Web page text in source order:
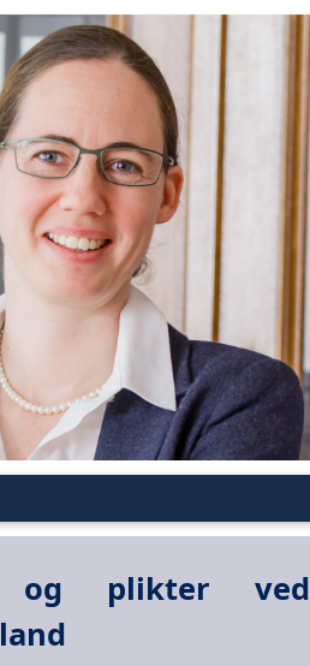
og plikter ved